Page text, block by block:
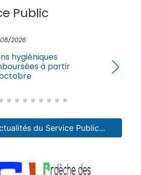
Public
Le 07/08/2026
: les volontaires
des missions
en cas de crise majeure
du Service Public...